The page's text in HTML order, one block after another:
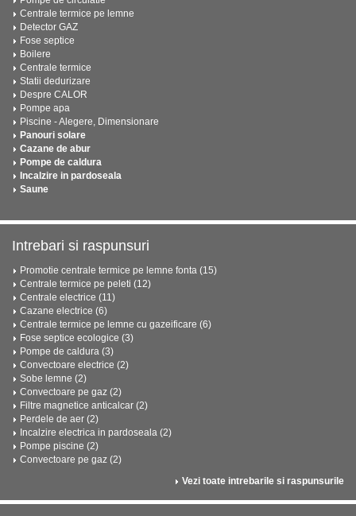
Centrale termice pe lemne
Detector GAZ
Fose septice
Boilere
Centrale termice
Statii dedurizare
Despre CALOR
Pompe apa
Piscine - Alegere, Dimensionare
Panouri solare
Cazane de abur
Pompe de caldura
Incalzire in pardoseala
Saune
Intrebari si raspunsuri
Promotie centrale termice pe lemne fonta (15)
Centrale termice pe peleti (12)
Centrale electrice (11)
Cazane electrice (6)
Centrale termice pe lemne cu gazeificare (6)
Fose septice ecologice (3)
Pompe de caldura (3)
Convectoare electrice (2)
Sobe lemne (2)
Convectoare pe gaz (2)
Filtre magnetice anticalcar (2)
Perdele de aer (2)
Incalzire electrica in pardoseala (2)
Pompe piscine (2)
Convectoare pe gaz (2)
Vezi toate intrebarile si raspunsurile